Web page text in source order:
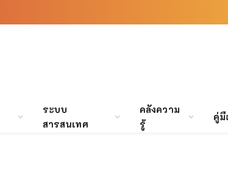
ระบบ
สารสนเทศ
คลังความ
รู้
คู่มื